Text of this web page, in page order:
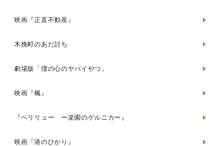
映画『正直不動産』
木挽町のあだ討ち
劇場版「僕の心のヤバイやつ」
映画『楓』
『ペリリュー ー楽園のゲルニカー』
映画『港のひかり』